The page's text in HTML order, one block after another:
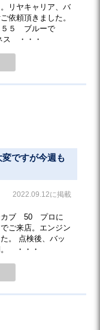
リヤキャリア、バ
依頼頂きました。
５５ ブルーで
ス ・・・
ですが今週も
2022.09.12に掲載
カブ 50 プロに
ご来店。エンジン
。 点検後、バッ
。 ・・・